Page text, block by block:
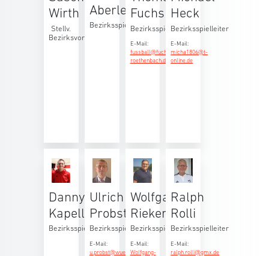
Wirth
Stellv.
Bezirksvorsitzender
Aberle
Bezirksspielleiter
Fuchs
Bezirksspielleiter
E-Mail:
fussball@fuchs-
roethenbach.de
Heck
Bezirksspielleiter
E-Mail:
micha1806@t-
online.de
Danny
Kapell
Bezirksspielleiter
Ulrich
Probst
Bezirksspielleiter
E-Mail:
u.probst@wuerttfv.de
Wolfgang
Rieker
Bezirksspielleiter
E-Mail:
Wolfgang-
Ralph
Rolli
Bezirksspielleiter
E-Mail:
ralph.rolli@gmx.de